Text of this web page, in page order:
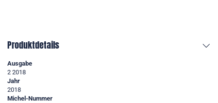
Produktdetails
Ausgabe
2 2018
Jahr
2018
Michel-Nummer